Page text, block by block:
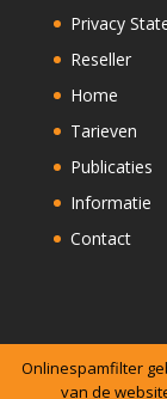
Privacy
Reseller
Home
Tarieven
Publicaties
Informatie
Contact
Onlinespamfilter
van de